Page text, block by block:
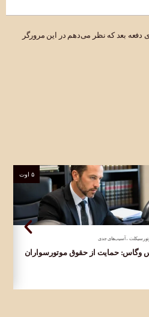
دفعه بعد که نظر می‌دهم در این مرورگر
۵ اوت
،آسیب‌های جدی
وگاس: حمایت از حقوق موتورسواران